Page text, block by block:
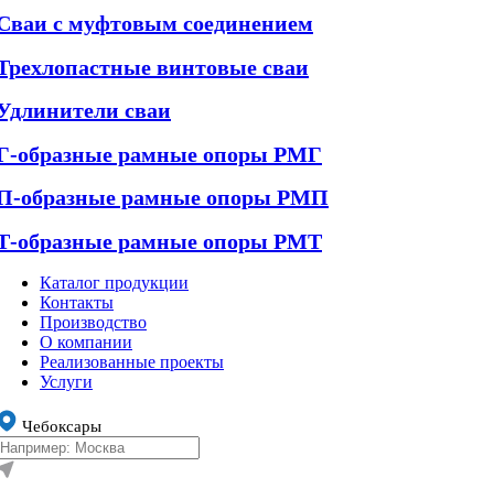
с муфтовым соединением
винтовые сваи
сваи
образные рамные опоры РМГ
образные рамные опоры РМП
образные рамные опоры РМТ
Каталог продукции
Контакты
Производство
О компании
Реализованные проекты
Услуги
Чебоксары